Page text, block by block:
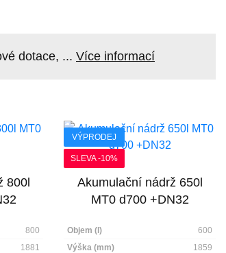
dotace, ... Více informací
800l
800
1881
VÝPRODEJ
SLEVA -10%
Akumulační nádrž 650l
MT0 d700 +DN32
Objem (l)
600
Výška (mm)
1859